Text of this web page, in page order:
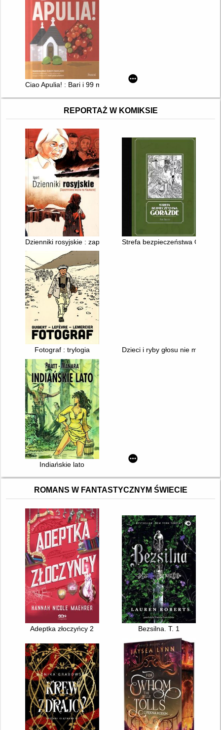
Ciao Apulia! : Bari i 99 miejsc, które pokochasz
REPORTAŻ W KOMIKSIE
Dzienniki rosyjskie : zapomniana wojna na Kaukazie
Strefa bezpieczeństwa
Fotograf : trylogia Dzieci i ryby głosu nie mają
Indiańskie lato
ROMANS W FANTASTYCZNYM ŚWIECIE
Adeptka złoczyńcy 2 Bezsilna. T. 1